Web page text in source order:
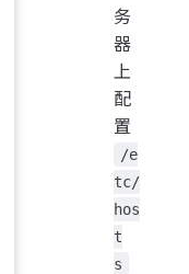
务
器
上
配
置
/e
tc/
hos
t
s